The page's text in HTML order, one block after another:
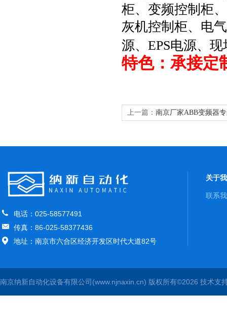
柜、变频控制柜
灰机控制柜、电
源、EPS电源、
特色：承接定
上一篇： 南京厂家ABB变频器
电话：025-58577491
传真：86-025-58377436
地址：南京市六合区经济开发区时代大道82号
关于
联系
南京纳新自动化设备有限公司(www.njnaxin.cn) 版权所有©2026 技术支